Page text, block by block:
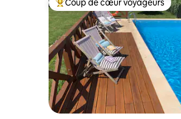
Coups de cœur voyageurs les
Coup de cœur voyageurs